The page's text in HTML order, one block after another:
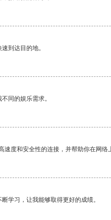
到达目的地。
同的娱乐需求。
度和安全性的连接，并帮助你在网络
学习，让我能够取得更好的成绩。